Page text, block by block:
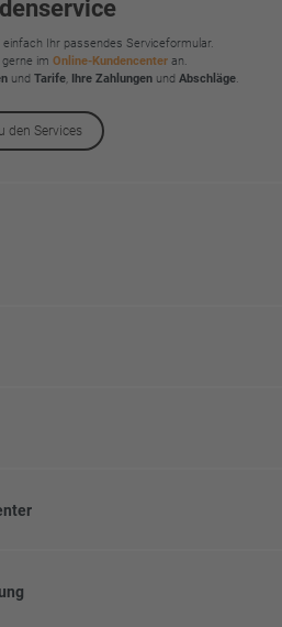
einfach Ihr passendes Serviceformular.
im Online-Kundencenter an.
und Tarife, Ihre Zahlungenund Abschläge.
den Services